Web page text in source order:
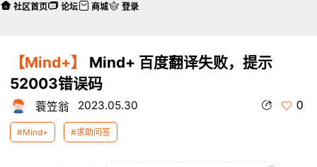
【Mind+】
Mind+ 百度翻译失败，提示
52003错误码
蓑笠翁 2023.05.30 0
#Mind+ #求助问答
社区首页 论坛 商城 登录